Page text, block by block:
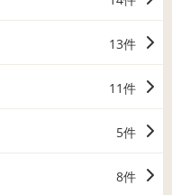
13件
11件
5件
8件